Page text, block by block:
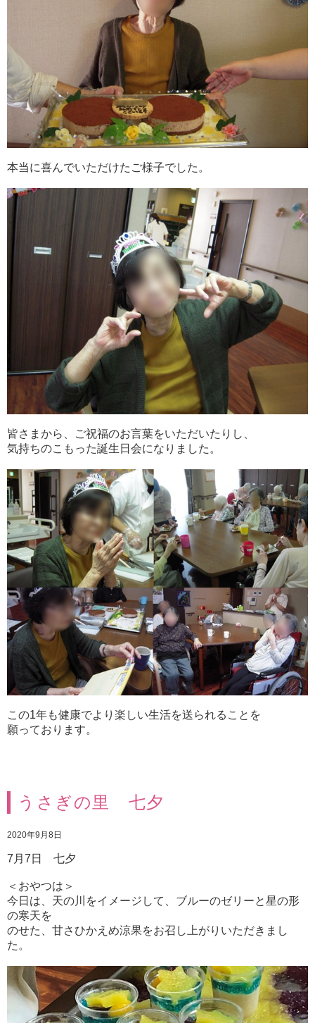
本当に喜んでいただけたご様子でした。
皆さまから、ご祝福のお言葉をいただいたりし、
気持ちのこもった誕生日会になりました。
この1年も健康でより楽しい生活を送られることを
願っております。
うさぎの里 七夕
2020年9月8日
7月7日 七夕
＜おやつは＞
今日は、天の川をイメージして、ブルーのゼリーと星の形
の寒天を
のせた、甘さひかえめ涼果をお召し上がりいただきまし
た。